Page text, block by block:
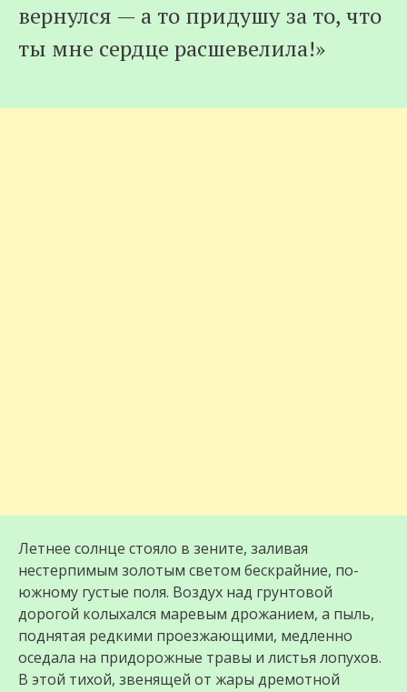
вернулся — а то придушу за то, что
ты мне сердце расшевелила!»
Летнее солнце стояло в зените, заливая
нестерпимым золотым светом бескрайние, по-
южному густые поля. Воздух над грунтовой
дорогой колыхался маревым дрожанием, а пыль,
поднятая редкими проезжающими, медленно
оседала на придорожные травы и листья лопухов.
В этой тихой, звенящей от жары дремотной